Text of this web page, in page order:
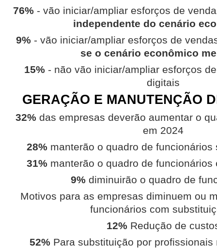
76% - vão iniciar/ampliar esforços de
independente do cenário
9% - vão iniciar/ampliar esforços de
se o cenário econômico
15% - não vão iniciar/ampliar esforços
digitais
GERAÇÃO E MANUTENÇÃO
32% das empresas deverão aumentar o
em 2024
28% manterão o quadro de
31% manterão o quadro de
9%diminuirão o quadro de
Motivos para as empresas diminuem ou
funcionários com
12% Redução de
52% Para substituição por